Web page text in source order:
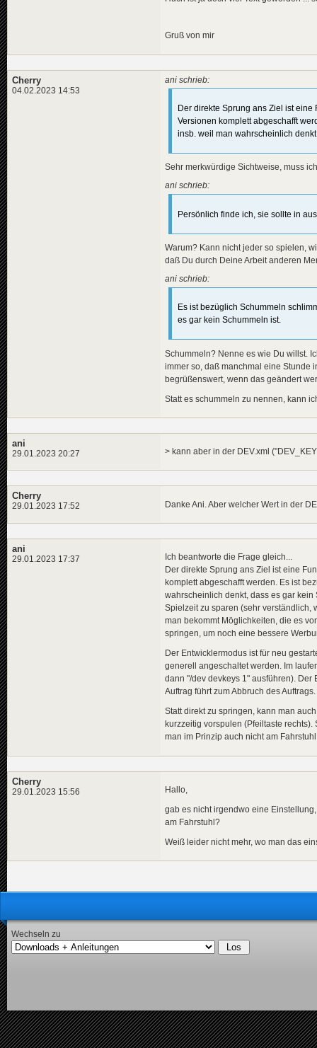
Gruß von mir
Cherry
04.02.2023 14:53
ani schrieb:
Der direkte Sprung ans Ziel ist
Versionen komplett abgeschafft
insb. weil man wahrscheinlich
Sehr merkwürdige Sichtweise, muss
ani schrieb:
Persönlich finde ich, sie sollte in
Warum? Kann nicht jeder so spielen,
daß Du durch Deine Arbeit anderen
ani schrieb:
Es ist bezüglich Schummeln
es gar kein Schummeln ist.
Schummeln? Nenne es wie Du willst.
immer so, daß manchmal eine Stunde
begrüßenswert, wenn das geändert
Statt es schummeln zu nennen, kann
ani
29.01.2023 20:27 > kann aber in der DEV.xml
Cherry
29.01.2023 17:52 Danke Ani. Aber welcher Wert in der
ani
29.01.2023 17:37
Ich beantworte die Frage gleich...
Der direkte Sprung ans Ziel ist eine
komplett abgeschafft werden. Es ist
wahrscheinlich denkt, dass es gar
Spielzeit zu sparen (sehr verständlich,
man bekommt Möglichkeiten, die es
springen, um noch eine bessere
Der Entwicklermodus ist für neu
generell angeschaltet werden. Im
dann "/dev devkeys 1" ausführen).
Auftrag führt zum Abbruch des Auftrags.
Statt direkt zu springen, kann man
kurzzeitig vorspulen (Pfeiltaste
man im Prinzip auch nicht am
Cherry
29.01.2023 15:56 Hallo,
gab es nicht irgendwo eine
am Fahrstuhl?
Weiß leider nicht mehr, wo man das
Wechseln zu